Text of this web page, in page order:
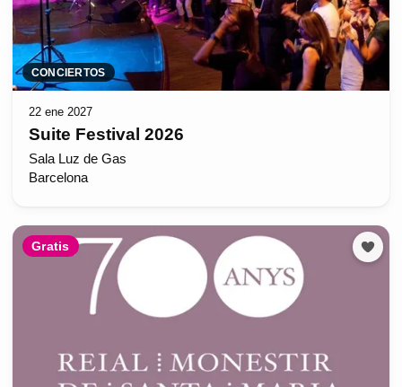
CONCIERTOS
22 ene 2027
Suite Festival 2026
Sala Luz de Gas
Barcelona
Gratis